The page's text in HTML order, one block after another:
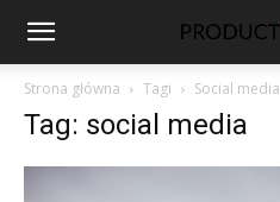
ProductVision
Strona główna Tagi Social media
Tag: social media